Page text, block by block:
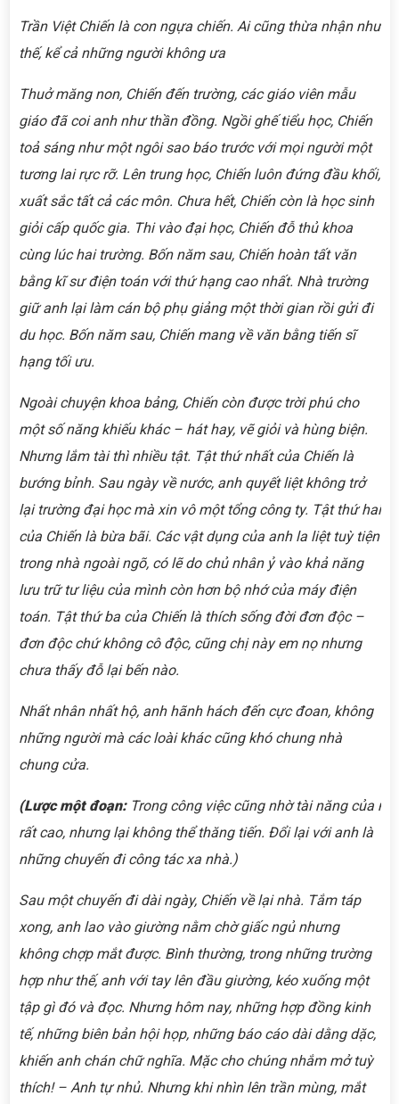
Trần Việt Chiến là con ngựa chiến. Ai cũng thừa nhận như
thế, kể cả những người không ưa
Thuở măng non, Chiến đến trường, các giáo viên mẫu
giáo đã coi anh như thần đồng. Ngồi ghế tiểu học, Chiến
toả sáng như một ngôi sao báo trước với mọi người một
tương lai rực rỡ. Lên trung học, Chiến luôn đứng đầu khối,
xuất sắc tất cả các môn. Chưa hết, Chiến còn là học sinh
giỏi cấp quốc gia. Thi vào đại học, Chiến đỗ thủ khoa
cùng lúc hai trường. Bốn năm sau, Chiến hoàn tất văn
bằng kĩ sư điện toán với thứ hạng cao nhất. Nhà trường
giữ anh lại làm cán bộ phụ giảng một thời gian rồi gửi đi
du học. Bốn năm sau, Chiến mang về văn bằng tiến sĩ
hạng tối ưu.
Ngoài chuyện khoa bảng, Chiến còn được trời phú cho
một số năng khiếu khác – hát hay, vẽ giỏi và hùng biện.
Nhưng lắm tài thì nhiều tật. Tật thứ nhất của Chiến là
bướng bỉnh. Sau ngày về nước, anh quyết liệt không trở
lại trường đại học mà xin vô một tổng công ty. Tật thứ hai
của Chiến là bừa bãi. Các vật dụng của anh la liệt tuỳ tiện
trong nhà ngoài ngõ, có lẽ do chủ nhân ỷ vào khả năng
lưu trữ tư liệu của mình còn hơn bộ nhớ của máy điện
toán. Tật thứ ba của Chiến là thích sống đời đơn độc –
đơn độc chứ không cô độc, cũng chị này em nọ nhưng
chưa thấy đỗ lại bến nào.
Nhất nhân nhất hộ, anh hãnh hách đến cực đoan, không
những người mà các loài khác cũng khó chung nhà
chung cửa.
(Lược một đoạn: Trong công việc cũng nhờ tài năng của
rất cao, nhưng lại không thể thăng tiến. Đổi lại với anh là
những chuyến đi công tác xa nhà.)
Sau một chuyến đi dài ngày, Chiến về lại nhà. Tắm táp
xong, anh lao vào giường nằm chờ giấc ngủ nhưng
không chợp mắt được. Bình thường, trong những trường
hợp như thế, anh với tay lên đầu giường, kéo xuống một
tập gì đó và đọc. Nhưng hôm nay, những hợp đồng kinh
tế, những biên bản hội họp, những báo cáo dài dằng dặc,
khiến anh chán chữ nghĩa. Mặc cho chúng nhắm mở tuỳ
thích! – Anh tự nhủ. Nhưng khi nhìn lên trần mùng, mắt